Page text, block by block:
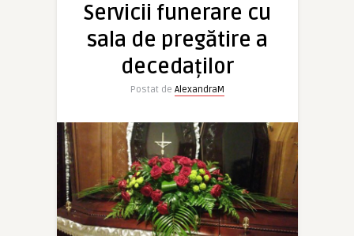
Servicii funerare cu
sala de pregătire a
decedaților
Postat de AlexandraM